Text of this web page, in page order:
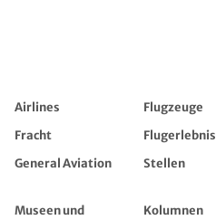
Airlines Flugzeuge
Fracht
Flugerlebnis
General Aviation
Stellen
Museen und
Kolumnen